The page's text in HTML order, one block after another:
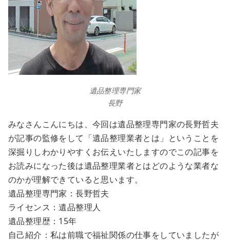
遺品整理専門家
長野
みなさんこんにちは、今回は遺品整理専門家の長野哲夫
が記事の監修をして「遺品整理業者とは」ということを
深掘りしわかりやすくお伝えいたしますのでこの記事を
お読みになった後は遺品整理業者とはどのような業者な
のかが理解できていると思います。
遺品整理専門家：長野哲夫
ライセンス：遺品整理人
遺品整理歴：15年
自己紹介：私は前職で福祉関係の仕事をしていましたが